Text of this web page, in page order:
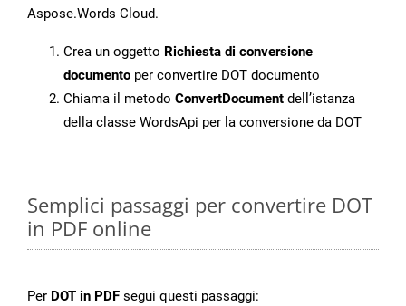
Aspose.Words Cloud.
Crea un oggetto Richiesta di conversione
documento per convertire DOT documento
Chiama il metodo ConvertDocument dell’istanza
della classe WordsApi per la conversione da DOT
Semplici passaggi per convertire DOT
in PDF online
Per DOT in PDF segui questi passaggi: